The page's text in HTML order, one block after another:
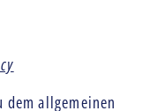
allgemeinen